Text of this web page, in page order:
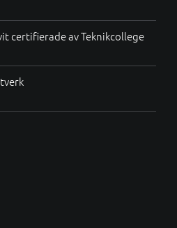
certifierade av Teknikcollege